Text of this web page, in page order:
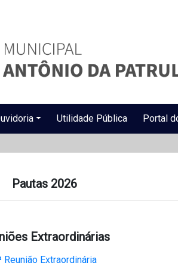
Utilidade Pública Portal
Pautas 2026
Extraordinárias
Reunião Extraordinária